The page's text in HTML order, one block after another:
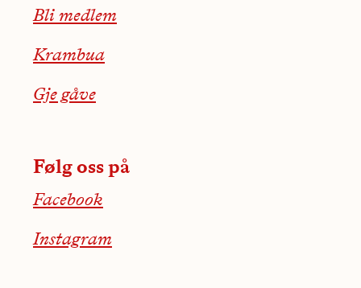
Bli medlem
Krambua
Gje gåve
Følg oss på
Facebook
Instagram